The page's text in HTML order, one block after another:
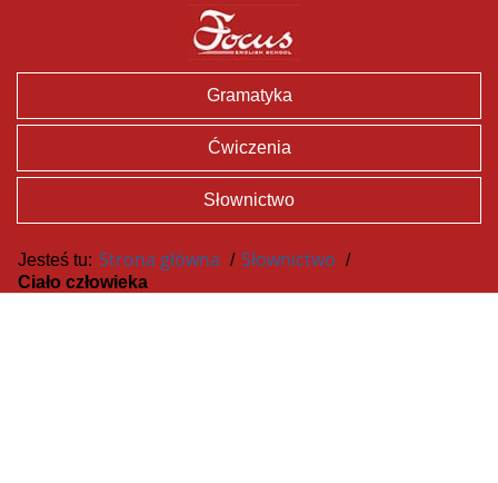
Gramatyka
Ćwiczenia
Słownictwo
Jesteś tu: Strona główna / Słownictwo /
Ciało człowieka